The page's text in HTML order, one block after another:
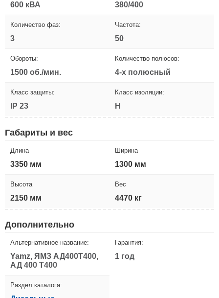
600 кВА 380/400
Количество фаз:
3
Частота:
50
Обороты:
1500 об./мин.
Количество полюсов:
4-х полюсный
Класс защиты:
IP 23
Класс изоляции:
H
Габариты и вес
Длина
3350 мм
Ширина
1300 мм
Высота
2150 мм
Вес
4470 кг
Дополнительно
Альтернативное название:
Yamz, ЯМЗ АД400Т400,
АД 400 Т400
Гарантия:
1 год
Раздел каталога: